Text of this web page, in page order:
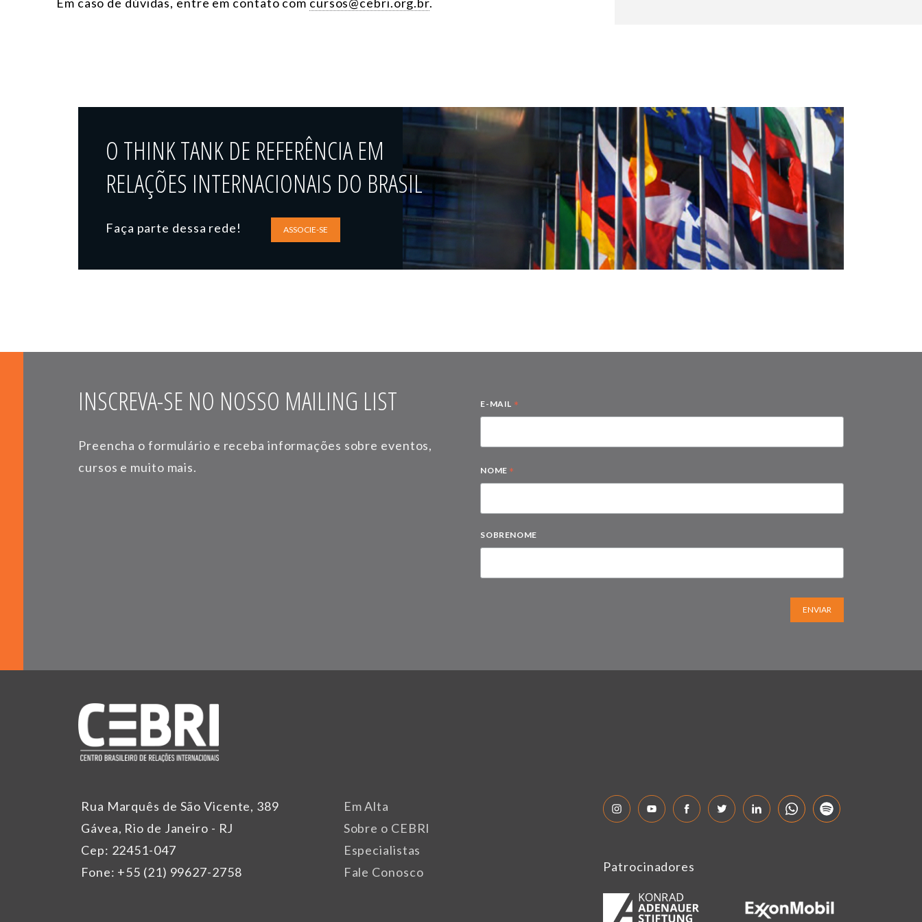
Em caso de dúvidas, entre em contato com cursos@cebri.org.br.
O THINK TANK DE REFERÊNCIA EM
RELAÇÕES INTERNACIONAIS DO BRASIL
Faça parte dessa rede! ASSOCIE-SE
INSCREVA-SE NO NOSSO MAILING LIST
Preencha o formulário e receba informações sobre eventos,
cursos e muito mais.
E-MAIL *
NOME *
SOBRENOME
ENVIAR
Rua Marquês de São Vicente, 389
Gávea, Rio de Janeiro - RJ
Cep: 22451-047
Fone: +55 (21) 99627-2758
Em Alta
Sobre o CEBRI
Especialistas
Fale Conosco
Patrocinadores